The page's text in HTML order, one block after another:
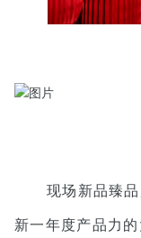
现场新品臻
新一年度产品力